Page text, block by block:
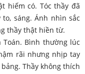
hiếm có. Tóc thầy đã
sáng. Ánh nhìn sắc
thầy thật hiền từ.
Bình thường lúc
rãi nhưng nhịp tay
Thầy không thích